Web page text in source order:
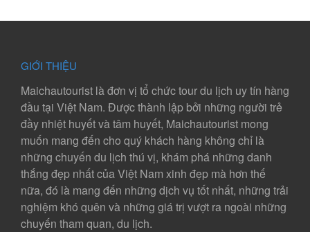
GIỚI THIỆU
Maichautourist là đơn vị tổ chức tour du lịch uy tín hàng
đầu tại Việt Nam. Được thành lập bởi những người trẻ
đầy nhiệt huyết và tâm huyết, Maichautourist mong
muốn mang đến cho quý khách hàng không chỉ là
những chuyến du lịch thú vị, khám phá những danh
thắng đẹp nhất của Việt Nam xinh đẹp mà hơn thế
nữa, đó là mang đến những dịch vụ tốt nhất, những trải
nghiệm khó quên và những giá trị vượt ra ngoài những
chuyến tham quan, du lịch.